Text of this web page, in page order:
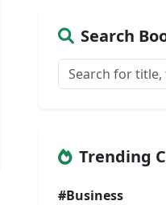
Search
Trending
#Business